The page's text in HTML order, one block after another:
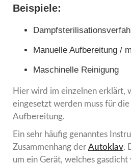
Beispiele:
Manuelle Aufbereitung /
Maschinelle Reinigung
Hier wird im einzelnen erklärt,
eingesetzt werden muss für
Aufbereitung.
Ein sehr häufig genanntes
Zusammenhang der Autoklav.
um ein Gerät, welches